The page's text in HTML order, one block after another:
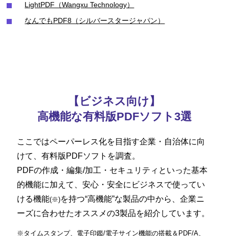
LightPDF（Wangxu Technology）
なんでもPDF8（シルバースタージャパン）
【ビジネス向け】
高機能な有料版PDFソフト3選
ここではペーパーレス化を目指す企業・自治体に向
けて、有料版PDFソフトを調査。
PDFの作成・編集/加工・セキュリティといった基本
的機能に加えて、安心・安全にビジネスで使ってい
ける機能(※)を持つ“高機能”な製品の中から、企業ニ
ーズに合わせたオススメの3製品を紹介しています。
※タイムスタンプ、電子印鑑/電子サイン機能の搭載＆PDF/A、